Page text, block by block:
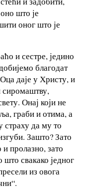
што је
оног што је
и сестре, једино
благодат
даје у Христу, и
сиромаштву,
Онај који не
граби и отима, а
страху да му то
Зашто? Зато
пролазно, зато
што свакако једног
из овога